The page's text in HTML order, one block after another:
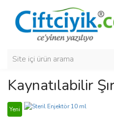
Kaynatılabilir
Yeni